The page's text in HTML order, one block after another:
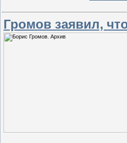
Громов заявил,